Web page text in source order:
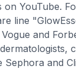
on YouTube.
line
and
Sephora and